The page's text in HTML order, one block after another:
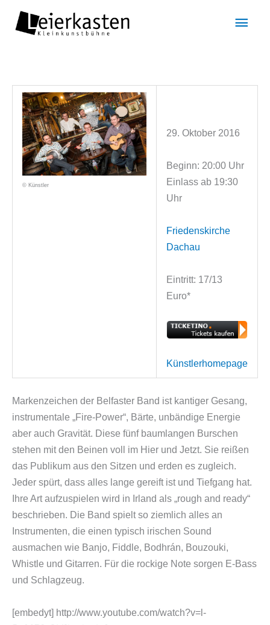
Inhalt
© Künstler
29. Oktober 2016
Beginn: 20:00 Uhr
Einlass ab 19:30
Uhr
Friedenskirche
Dachau
Eintritt: 17/13
Euro*
Künstlerhomepage
Markenzeichen der Belfaster Band ist kantiger Gesang,
instrumentale „Fire-Power“, Bärte, unbändige Energie
aber auch Gravität. Diese fünf baumlangen Burschen
stehen mit den Beinen voll im Hier und Jetzt. Sie reißen
das Publikum aus den Sitzen und erden es zugleich.
Jeder spürt, dass alles lange gereift ist und Tiefgang hat.
Ihre Art aufzuspielen wird in Irland als „rough and ready“
beschrieben. Die Band spielt so ziemlich alles an
Instrumenten, die einen typisch irischen Sound
ausmachen wie Banjo, Fiddle, Bodhrán, Bouzouki,
Whistle und Gitarren. Für die rockige Note sorgen E-Bass
und Schlagzeug.
[embedyt] http://www.youtube.com/watch?v=l-